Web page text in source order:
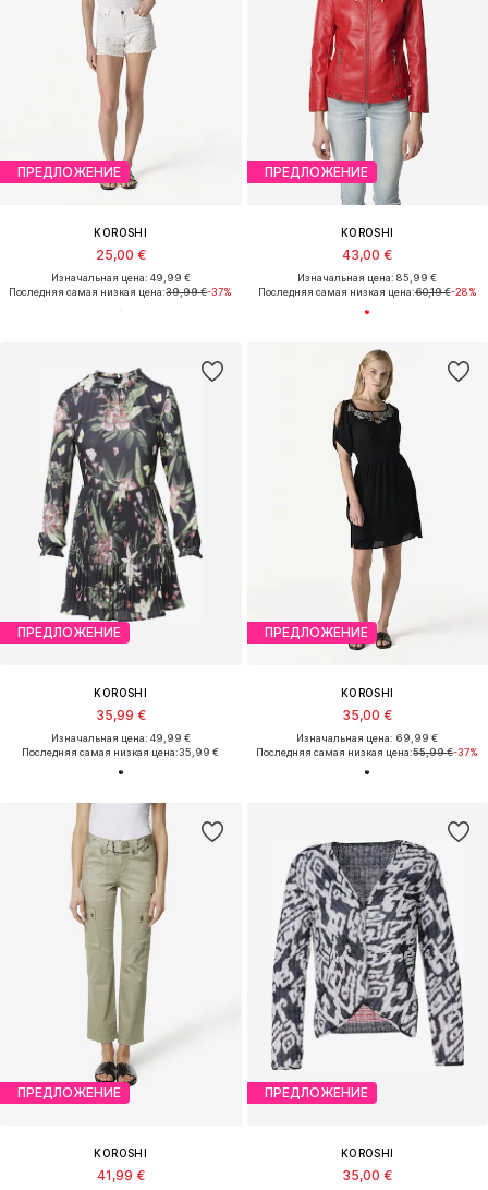
ПРЕДЛОЖЕНИЕ
KOROSHI
25,00 €
Изначальная цена: 49,99 €
Последняя самая низкая цена:39,99 €-37%
ПРЕДЛОЖЕНИЕ
KOROSHI
43,00 €
Изначальная цена: 85,99 €
Последняя самая низкая цена:60,19 €-28%
ПРЕДЛОЖЕНИЕ
KOROSHI
35,99 €
Изначальная цена: 49,99 €
Последняя самая низкая цена:35,99 €
ПРЕДЛОЖЕНИЕ
KOROSHI
35,00 €
Изначальная цена: 69,99 €
Последняя самая низкая цена:55,99 €-37%
ПРЕДЛОЖЕНИЕ
KOROSHI
41,99 €
ПРЕДЛОЖЕНИЕ
KOROSHI
35,00 €